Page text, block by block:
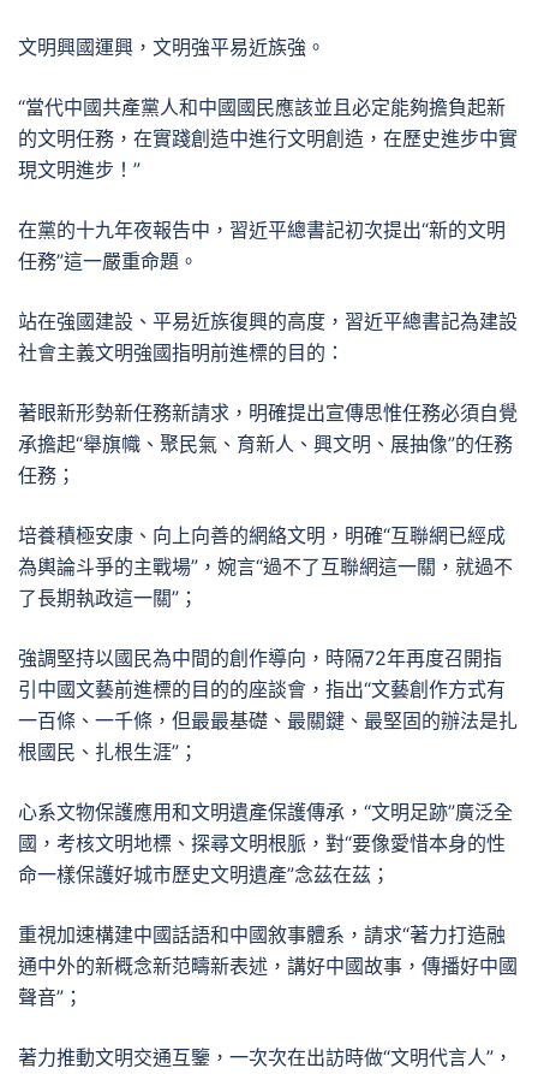
文明興國運興，文明強平易近族強。
“當代中國共產黨人和中國國民應該並且必定能夠擔負起新
的文明任務，在實踐創造中進行文明創造，在歷史進步中實
現文明進步！”
在黨的十九年夜報告中，習近平總書記初次提出“新的文明
任務”這一嚴重命題。
站在強國建設、平易近族復興的高度，習近平總書記為建設
社會主義文明強國指明前進標的目的：
著眼新形勢新任務新請求，明確提出宣傳思惟任務必須自覺
承擔起“舉旗幟、聚民氣、育新人、興文明、展抽像”的任務
任務；
培養積極安康、向上向善的網絡文明，明確“互聯網已經成
為輿論斗爭的主戰場”，婉言“過不了互聯網這一關，就過不
了長期執政這一關”；
強調堅持以國民為中間的創作導向，時隔72年再度召開指
引中國文藝前進標的目的的座談會，指出“文藝創作方式有
一百條、一千條，但最最基礎、最關鍵、最堅固的辦法是扎
根國民、扎根生涯”；
心系文物保護應用和文明遺產保護傳承，“文明足跡”廣泛全
國，考核文明地標、探尋文明根脈，對“要像愛惜本身的性
命一樣保護好城市歷史文明遺產”念茲在茲；
重視加速構建中國話語和中國敘事體系，請求“著力打造融
通中外的新概念新范疇新表述，講好中國故事，傳播好中國
聲音”；
著力推動文明交通互鑒，一次次在出訪時做“文明代言人”，